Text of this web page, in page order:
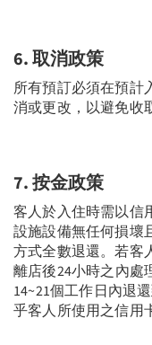
6. 取消政策
所有預訂必須在預計
消或更改，以避免收
7. 按金政策
客人於入住時需以信
設施設備無任何損壞
方式全數退還。若客
離店後24小時之內處
14~21個工作日內退
乎客人所使用之信用